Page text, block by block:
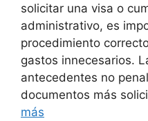
solicitar una visa o
administrativo, es
procedimiento
gastos innecesarios.
antecedentes no
documentos más
más